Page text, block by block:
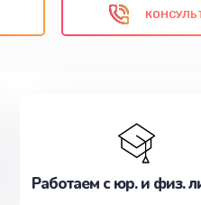
Работаем с юр. и физ.